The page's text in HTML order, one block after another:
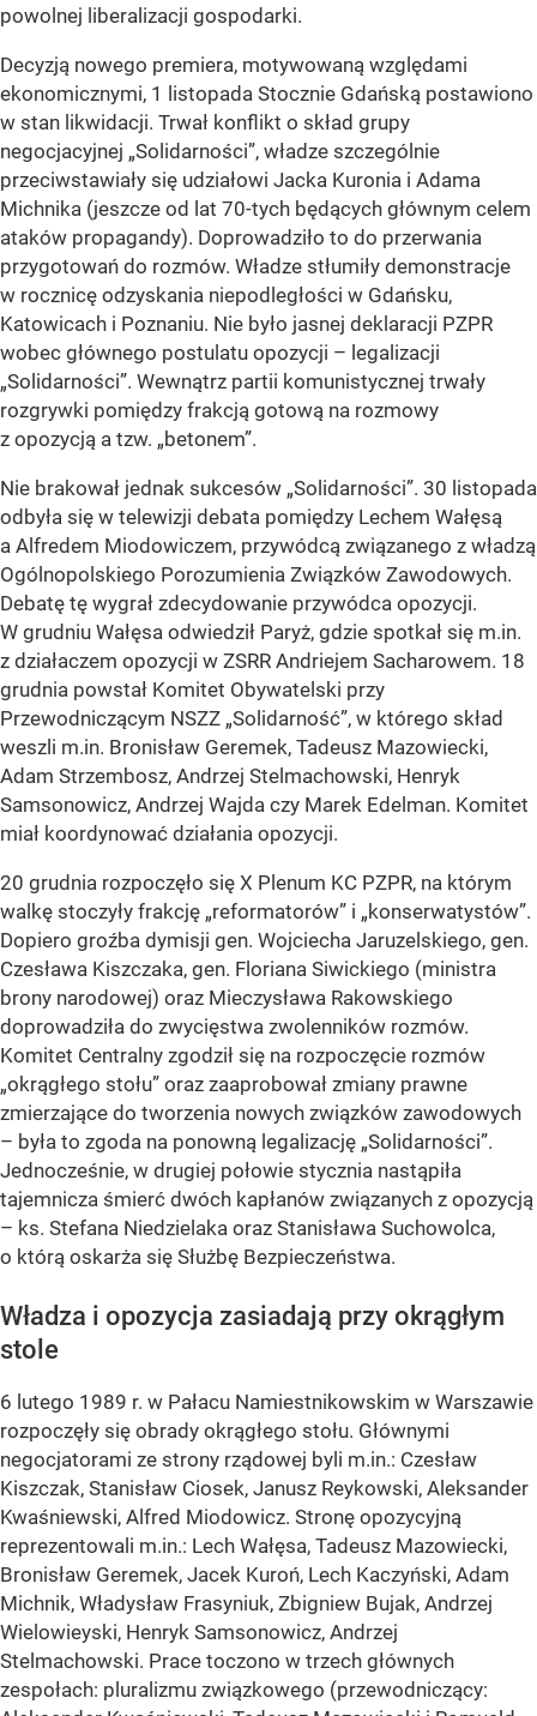
powolnej liberalizacji gospodarki.
Decyzją nowego premiera, motywowaną względami
ekonomicznymi, 1 listopada Stocznie Gdańską postawiono
w stan likwidacji. Trwał konflikt o skład grupy
negocjacyjnej „Solidarności”, władze szczególnie
przeciwstawiały się udziałowi Jacka Kuronia i Adama
Michnika (jeszcze od lat 70-tych będących głównym celem
ataków propagandy). Doprowadziło to do przerwania
przygotowań do rozmów. Władze stłumiły demonstracje
w rocznicę odzyskania niepodległości w Gdańsku,
Katowicach i Poznaniu. Nie było jasnej deklaracji PZPR
wobec głównego postulatu opozycji – legalizacji
„Solidarności”. Wewnątrz partii komunistycznej trwały
rozgrywki pomiędzy frakcją gotową na rozmowy
z opozycją a tzw. „betonem”.
Nie brakował jednak sukcesów „Solidarności”. 30 listopada
odbyła się w telewizji debata pomiędzy Lechem Wałęsą
a Alfredem Miodowiczem, przywódcą związanego z władzą
Ogólnopolskiego Porozumienia Związków Zawodowych.
Debatę tę wygrał zdecydowanie przywódca opozycji.
W grudniu Wałęsa odwiedził Paryż, gdzie spotkał się m.in.
z działaczem opozycji w ZSRR Andriejem Sacharowem. 18
grudnia powstał Komitet Obywatelski przy
Przewodniczącym NSZZ „Solidarność”, w którego skład
weszli m.in. Bronisław Geremek, Tadeusz Mazowiecki,
Adam Strzembosz, Andrzej Stelmachowski, Henryk
Samsonowicz, Andrzej Wajda czy Marek Edelman. Komitet
miał koordynować działania opozycji.
20 grudnia rozpoczęło się X Plenum KC PZPR, na którym
walkę stoczyły frakcję „reformatorów” i „konserwatystów”.
Dopiero groźba dymisji gen. Wojciecha Jaruzelskiego, gen.
Czesława Kiszczaka, gen. Floriana Siwickiego (ministra
brony narodowej) oraz Mieczysława Rakowskiego
doprowadziła do zwycięstwa zwolenników rozmów.
Komitet Centralny zgodził się na rozpoczęcie rozmów
„okrągłego stołu” oraz zaaprobował zmiany prawne
zmierzające do tworzenia nowych związków zawodowych
– była to zgoda na ponowną legalizację „Solidarności”.
Jednocześnie, w drugiej połowie stycznia nastąpiła
tajemnicza śmierć dwóch kapłanów związanych z opozycją
– ks. Stefana Niedzielaka oraz Stanisława Suchowolca,
o którą oskarża się Służbę Bezpieczeństwa.
Władza i opozycja zasiadają przy okrągłym
stole
6 lutego 1989 r. w Pałacu Namiestnikowskim w Warszawie
rozpoczęły się obrady okrągłego stołu. Głównymi
negocjatorami ze strony rządowej byli m.in.: Czesław
Kiszczak, Stanisław Ciosek, Janusz Reykowski, Aleksander
Kwaśniewski, Alfred Miodowicz. Stronę opozycyjną
reprezentowali m.in.: Lech Wałęsa, Tadeusz Mazowiecki,
Bronisław Geremek, Jacek Kuroń, Lech Kaczyński, Adam
Michnik, Władysław Frasyniuk, Zbigniew Bujak, Andrzej
Wielowieyski, Henryk Samsonowicz, Andrzej
Stelmachowski. Prace toczono w trzech głównych
zespołach: pluralizmu związkowego (przewodniczący: